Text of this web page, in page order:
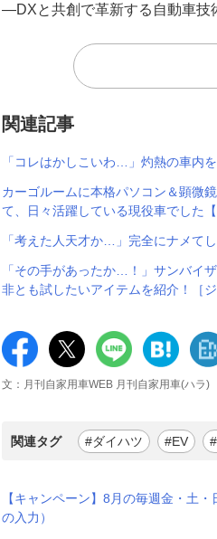
—DXと共創で革新する自動車技
関連記事
「コレはかしこいわ…」灼熱の車内
カーゴルームに本格パソコン＆顕微
て、日々活躍している現役車でした
「考えた人天才か…」完全にナメて
「その手があったか…！」サンバイ
非とも試したいアイテムを紹介！［
文：月刊自家用車WEB 月刊自家用車(ハラ)
関連タグ #ダイハツ #EV
【キャンペーン】8月の毎週金・土
の入力）